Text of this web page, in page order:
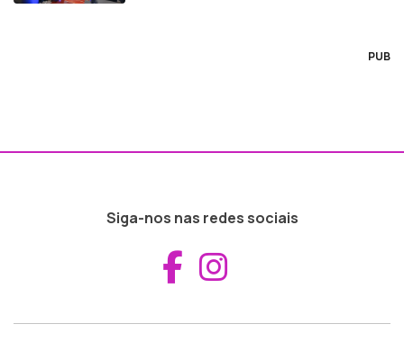
PUB
Siga-nos nas redes sociais
Aceder ao